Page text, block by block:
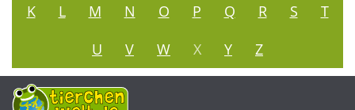
K
L M N O P Q R S
T
U
V W X Y Z